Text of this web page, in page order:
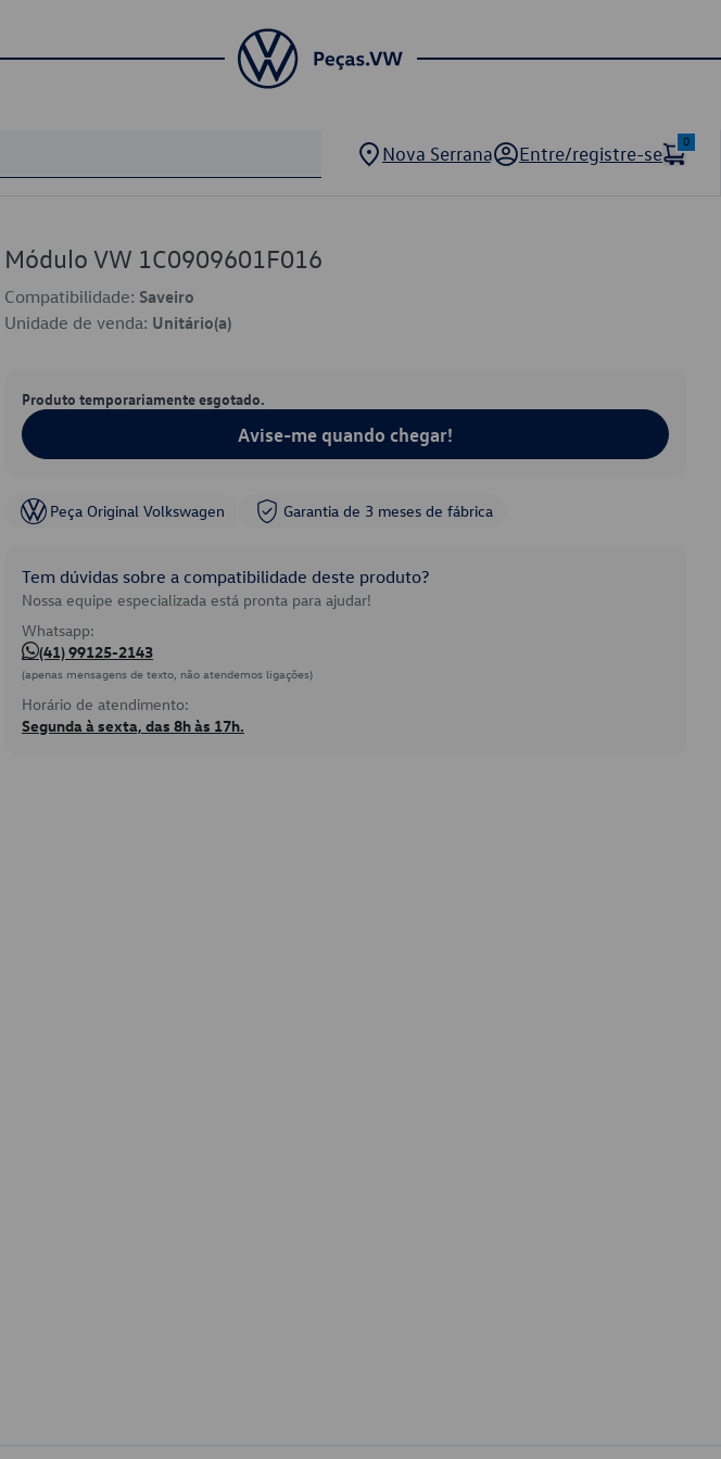
Nova Serrana Entre/registre-se
0
Módulo VW 1C0909601F016
Compatibilidade: Saveiro
Unidade de venda: Unitário(a)
Produto temporariamente esgotado.
Avise-me quando chegar!
Peça Original Volkswagen Garantia de 3 meses de fábrica
Tem dúvidas sobre a compatibilidade deste produto?
Nossa equipe especializada está pronta para ajudar!
Whatsapp:
(41) 99125-2143
(apenas mensagens de texto, não atendemos ligações)
Horário de atendimento:
Segunda à sexta, das 8h às 17h.